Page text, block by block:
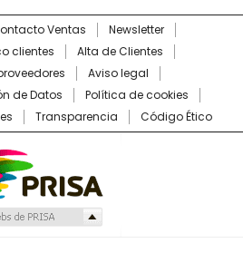
Ventas
Newsletter
clientes
Alta de Clientes
Aviso legal
de Datos
Política de cookies
Transparencia Código Ético